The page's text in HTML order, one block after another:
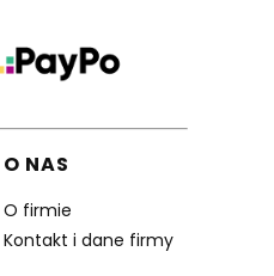
O NAS
O firmie
Kontakt i dane firmy